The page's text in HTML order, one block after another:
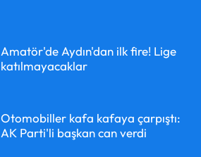
Amatör'de Aydın'dan ilk fire! Lige
katılmayacaklar
Otomobiller kafa kafaya çarpıştı:
AK Parti'li başkan can verdi